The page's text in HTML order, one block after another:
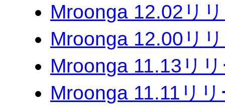
Mroonga 12.02リ
Mroonga 12.00リ
Mroonga 11.13リ
Mroonga 11.11リ